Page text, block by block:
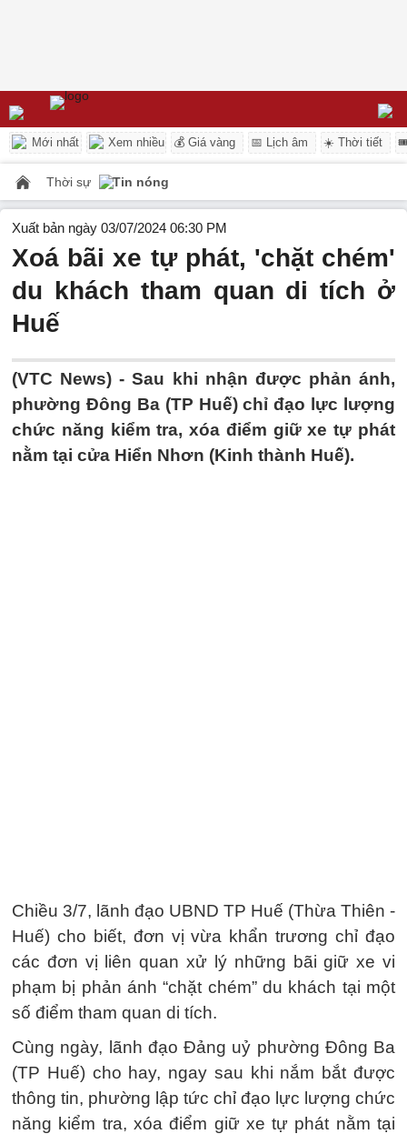
Mới nhất Xem nhiều 💰 Giá vàng 📅 Lịch âm ☀️ Thời tiết
Thời sự Tin nóng
Xuất bản ngày 03/07/2024 06:30 PM
Xoá bãi xe tự phát, 'chặt chém'
du khách tham quan di tích ở
Huế
(VTC News) -Sau khi nhận được phản ánh,
phường Đông Ba (TP Huế) chỉ đạo lực lượng
chức năng kiểm tra, xóa điểm giữ xe tự phát
nằm tại cửa Hiển Nhơn (Kinh thành Huế).
Chiều 3/7, lãnh đạo UBND TP Huế (Thừa Thiên -
Huế) cho biết, đơn vị vừa khẩn trương chỉ đạo
các đơn vị liên quan xử lý những bãi giữ xe vi
phạm bị phản ánh “chặt chém” du khách tại một
số điểm tham quan di tích.
Cùng ngày, lãnh đạo Đảng uỷ phường Đông Ba
(TP Huế) cho hay, ngay sau khi nắm bắt được
thông tin, phường lập tức chỉ đạo lực lượng chức
năng kiểm tra, xóa điểm giữ xe tự phát nằm tại